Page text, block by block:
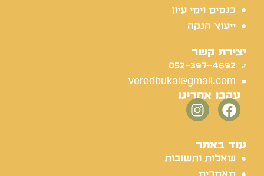
כנסים וימי עיון
ייעוץ הנקה
יצירת קשר
052-397-4692
veredbukai@gmail.com
עקבו אחרינו
עוד באתר
שאלות ותשובות